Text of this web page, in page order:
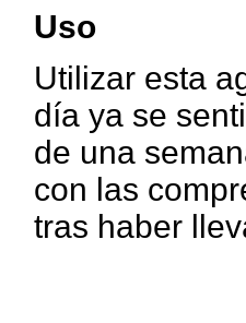
Uso
Utilizar esta
día ya se
de una
con las
tras haber